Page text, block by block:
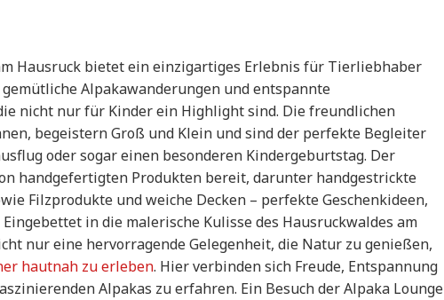
Hausruck bietet ein einzigartiges Erlebnis für Tierliebhaber
Alpakawanderungen und entspannte
nicht nur für Kinder ein Highlight sind. Die freundlichen
begeistern Groß und Klein und sind der perfekte Begleiter
oder sogar einen besonderen Kindergeburtstag. Der
handgefertigten Produkten bereit, darunter handgestrickte
Filzprodukte und weiche Decken – perfekte Geschenkideen,
in die malerische Kulisse des Hausruckwaldes am
nur eine hervorragende Gelegenheit, die Natur zu genießen,
hautnah zu erleben. Hier verbinden sich Freude, Entspannung
Alpakas zu erfahren. Ein Besuch der Alpaka Lounge